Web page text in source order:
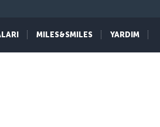
MILES&SMILES YARDIM